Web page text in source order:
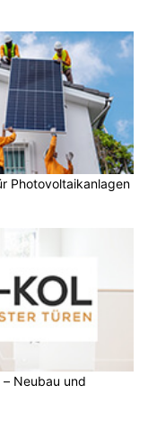
Photovoltaikanlagen
– Neubau und